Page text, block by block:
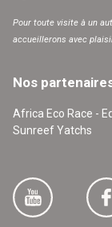
Pour toute visite à un
accueillerons avec
Nos
Africa Eco Race -
Sunreef Yatchs